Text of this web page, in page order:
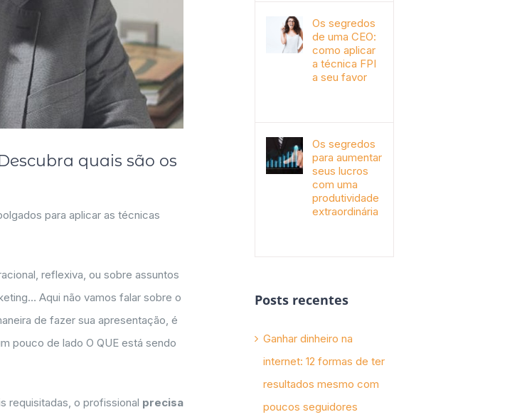
quais são os
para aplicar as técnicas
reflexiva, ou sobre assuntos
Aqui não vamos falar sobre o
de fazer sua apresentação, é
pouco de lado O QUE está sendo
requisitadas, o profissional precisa
Os segredos
de uma CEO:
como aplicar
a técnica FPI
a seu favor
Os segredos
para aumentar
seus lucros
com uma
produtividade
extraordinária
Posts recentes
Ganhar dinheiro na
internet: 12 formas de ter
resultados mesmo com
poucos seguidores